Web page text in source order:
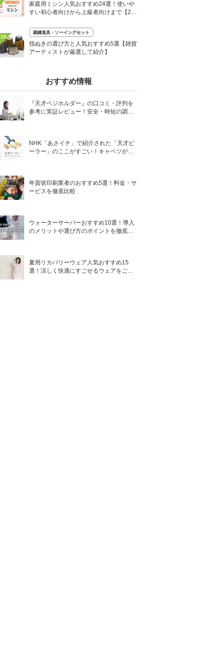
家庭用ミシン人気おすすめ24選！使いや
すい初心者向けから上級者向けまで【20
10
裁縫道具・ソーイングセット
指ぬきの選び方と人気おすすめ5選【雑貨
アーティストが厳選して紹介】
おすすめ情報
『天才ベジホルダー』の口コミ・評判を
参考に実証レビュー！安全・時短の調理
NHK「あさイチ」で紹介された「天才ピ
ーラー」のここがすごい！キャベツがほ
年賀状印刷業者のおすすめ5選！料金・サ
ービスを徹底比較
ウォーターサーバーおすすめ10選！導入
のメリットや選び方のポイントを徹底解
夏用リカバリーウェア人気おすすめ15
選！涼しく快適にすごせるウェアをご紹